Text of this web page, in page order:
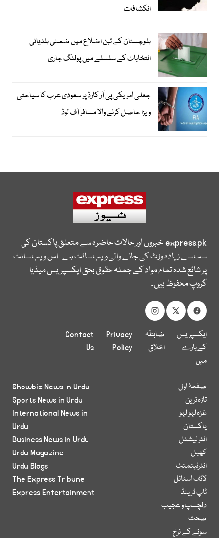
انکشافات
بلوچستان کے تین اضلاع میں ضمنی بلدیاتی
انتخابات کے سلسلے میں پولنگ جاری
جعلی امریکی پی آر کارڈ پر سعودی عرب کا سیاحتی
ویزا حاصل کرنے والا مسافر آف لوڈ
express.pkخبروں اور حالات حاضرہ سے متعلق پاکستان کی
سب سے زیادہ وزٹ کی جانے والی ویب سائٹ ہے۔ اس ویب سائٹ
پر شائع شدہ تمام مواد کے جملہ حقوق بحق ایکسپریس میڈیا
گروپ محفوظ ہیں۔
ایکسپریس
کے بارے
میں
ضابطہ
اخلاق
Privacy
Policy
Contact
Us
صفحۂ اول
تازہ ترین
غزہ لہو لہو
پاکستان
انٹر نیشنل
کھیل
انٹرٹینمنٹ
لائف اسٹائل
ٹاپ ٹرینڈ
دلچسپ و عجیب
صحت
سونے کے نرخ
Showbiz News in Urdu
Sports News in Urdu
International News in
Urdu
Business News in Urdu
Urdu Magazine
Urdu Blogs
The Express Tribune
Express Entertainment